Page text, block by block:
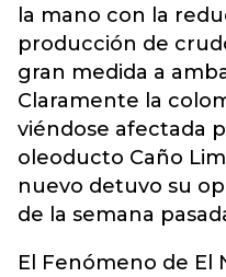
la mano con la
producción de
gran medida a
Claramente la
viéndose afectada
oleoducto Caño
nuevo detuvo su
de la semana
El Fenómeno de El